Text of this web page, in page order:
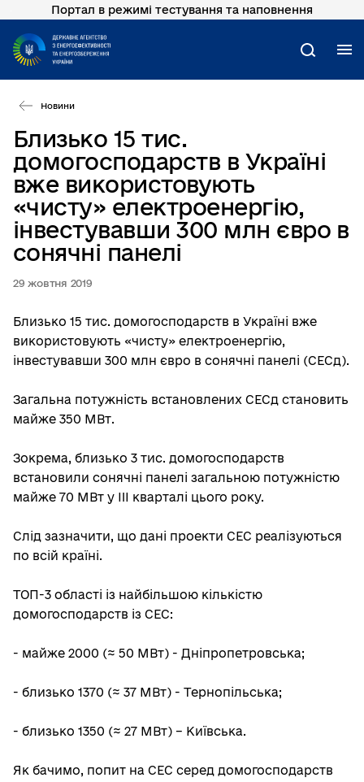
Перейти
основного
вмісту
Портал в режимі тестування та наповнення
Пошук
Новини
Близько 15 тис.
домогосподарств в Україні
вже використовують
«чисту» електроенергію,
інвестувавши 300 млн євро в
сонячні панелі
29 жовтня 2019
Близько 15 тис. домогосподарств в Україні вже
використовують «чисту» електроенергію,
інвестувавши 300 млн євро в сонячні панелі (СЕСд).
Загальна потужність встановлених СЕСд становить
майже 350 МВт.
Зокрема, близько 3 тис. домогосподарств
встановили сонячні панелі загальною потужністю
майже 70 МВт у III кварталі цього року.
Слід зазначити, що дані проекти СЕС реалізуються
по всій країні.
ТОП-3 області із найбільшою кількістю
домогосподарств із СЕС:
- майже 2000 (≈ 50 МВт) - Дніпропетровська;
- близько 1370 (≈ 37 МВт) - Тернопільська;
- близько 1350 (≈ 27 МВт) – Київська.
Як бачимо, попит на СЕС серед домогосподарств